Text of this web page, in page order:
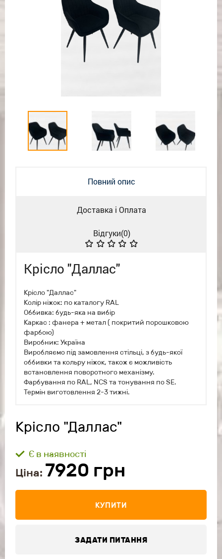
Повний опис
Доставка і Оплата
Відгуки(0)
Крісло "Даллас"
Крісло "Даллас"
Колір ніжок: по каталогу RAL
Оббивка: будь-яка на вибір
Каркас : фанера + метал ( покритий порошковою
фарбою)
Виробник: Україна
Виробляємо під замовлення стільці, з будь-якої
оббивки та кольру ніжок, також є можливість
встановлення поворотного механізму.
Фарбування по RAL, NCS та тонування по SE.
Термін виготовлення 2-3 тижні.
Крісло "Даллас"
Є в наявності
Ціна: 7920 грн
КУПИТИ
ЗАДАТИ ПИТАННЯ